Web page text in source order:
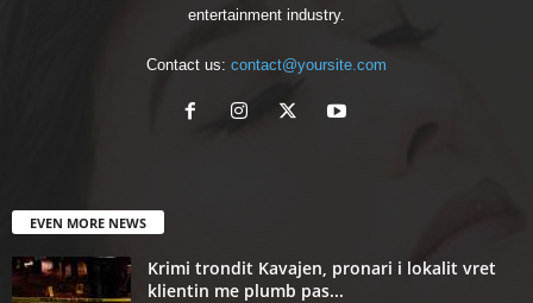
entertainment industry.
Contact us: contact@yoursite.com
EVEN MORE NEWS
Krimi trondit Kavajen, pronari i lokalit vret
klientin me plumb pas...